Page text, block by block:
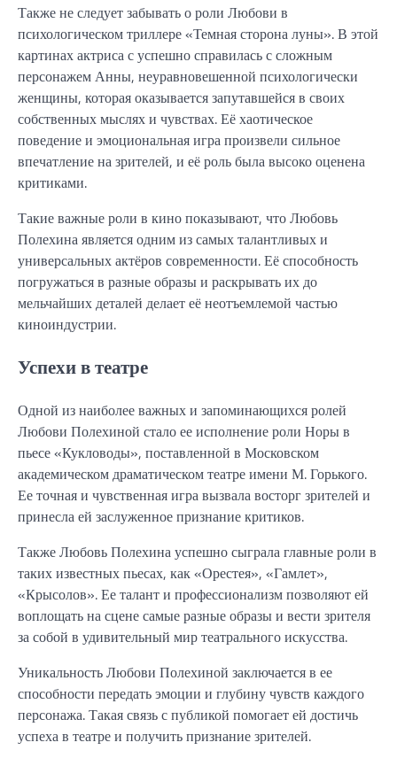
Также не следует забывать о роли Любови в
психологическом триллере «Темная сторона луны». В этой
картинах актриса с успешно справилась с сложным
персонажем Анны, неуравновешенной психологически
женщины, которая оказывается запутавшейся в своих
собственных мыслях и чувствах. Её хаотическое
поведение и эмоциональная игра произвели сильное
впечатление на зрителей, и её роль была высоко оценена
критиками.
Такие важные роли в кино показывают, что Любовь
Полехина является одним из самых талантливых и
универсальных актёров современности. Её способность
погружаться в разные образы и раскрывать их до
мельчайших деталей делает её неотъемлемой частью
киноиндустрии.
Успехи в театре
Одной из наиболее важных и запоминающихся ролей
Любови Полехиной стало ее исполнение роли Норы в
пьесе «Кукловоды», поставленной в Московском
академическом драматическом театре имени М. Горького.
Ее точная и чувственная игра вызвала восторг зрителей и
принесла ей заслуженное признание критиков.
Также Любовь Полехина успешно сыграла главные роли в
таких известных пьесах, как «Орестея», «Гамлет»,
«Крысолов». Ее талант и профессионализм позволяют ей
воплощать на сцене самые разные образы и вести зрителя
за собой в удивительный мир театрального искусства.
Уникальность Любови Полехиной заключается в ее
способности передать эмоции и глубину чувств каждого
персонажа. Такая связь с публикой помогает ей достичь
успеха в театре и получить признание зрителей.